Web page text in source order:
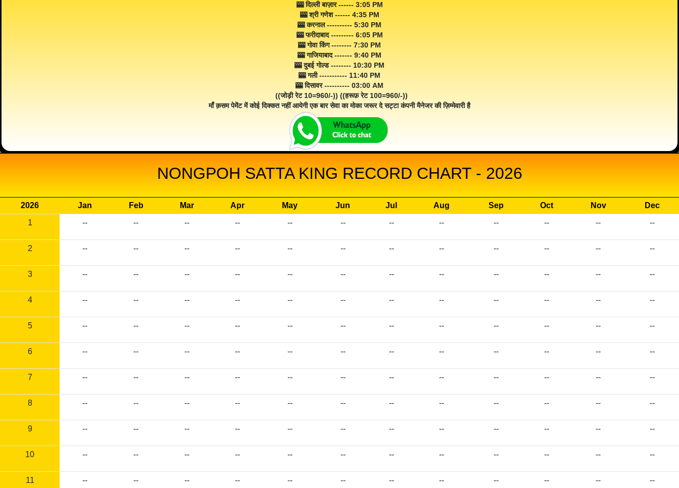
🎰 दिल्ली बाज़ार ------ 3:05 PM
🎰 श्री गणेश ------ 4:35 PM
🎰 करनाल ---------- 5:30 PM
🎰 फरीदाबाद --------- 6:05 PM
🎰 गोवा किंग -------- 7:30 PM
🎰 गाजियाबाद ------- 9:40 PM
🎰 दुबई गोल्ड -------- 10:30 PM
🎰 गली ----------- 11:40 PM
🎰 दिसावर ---------- 03:00 AM
((जोड़ी रेट 10=960/-)) ((हरूफ़ रेट 100=960/-))
माँ क़सम पेमेंट में कोई दिक्कत नहीं आयेगी एक बार सेवा का मोका जरूर दे सट्टा कंपनी मैनेजर की ज़िम्मेवारी है
NONGPOH SATTA KING RECORD CHART - 2026
2026 Jan Feb Mar Apr May Jun Jul Aug Sep Oct Nov
Dec
1
-- -- -- -- -- -- -- -- -- -- -- --
2 -- -- -- -- -- -- -- -- -- -- -- --
3 -- -- -- -- -- -- -- -- -- -- -- --
4 -- -- -- -- -- -- -- -- -- -- -- --
5 -- -- -- -- -- -- -- -- -- -- -- --
6 -- -- -- -- -- -- -- -- -- -- -- --
7 -- -- -- -- -- -- -- -- -- -- -- --
8 -- -- -- -- -- -- -- -- -- -- -- --
9 -- -- -- -- -- -- -- -- -- -- -- --
10 -- -- -- -- -- -- -- -- -- -- -- --
11 -- -- -- -- -- -- -- -- -- -- -- --